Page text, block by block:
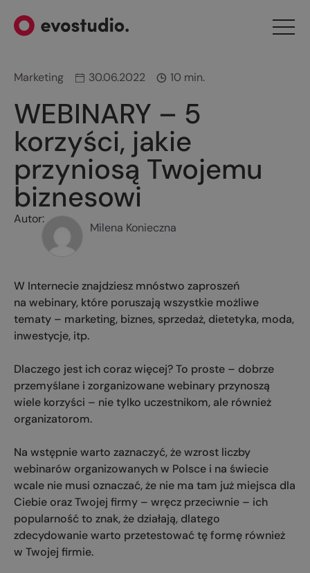
Marketing 30.06.2022 10 min.
WEBINARY – 5
korzyści, jakie
przyniosą Twojemu
biznesowi
Autor:
Milena Konieczna
W Internecie znajdziesz mnóstwo zaproszeń
na webinary, które poruszają wszystkie możliwe
tematy – marketing, biznes, sprzedaż, dietetyka, moda,
inwestycje, itp.
Dlaczego jest ich coraz więcej? To proste – dobrze
przemyślane i zorganizowane webinary przynoszą
wiele korzyści – nie tylko uczestnikom, ale również
organizatorom.
Na wstępnie warto zaznaczyć, że wzrost liczby
webinarów organizowanych w Polsce i na świecie
wcale nie musi oznaczać, że nie ma tam już miejsca dla
Ciebie oraz Twojej firmy – wręcz przeciwnie – ich
popularność to znak, że działają, dlatego
zdecydowanie warto przetestować tę formę również
w Twojej firmie.